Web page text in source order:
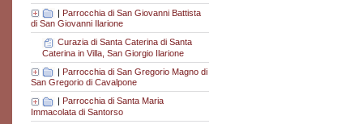
| Parrocchia di San Giovanni Battista
di San Giovanni Ilarione
Curazia di Santa Caterina di Santa
Caterina in Villa, San Giorgio Ilarione
| Parrocchia di San Gregorio Magno di
San Gregorio di Cavalpone
Parrocchia di Santa Maria
Immacolata di Santorso